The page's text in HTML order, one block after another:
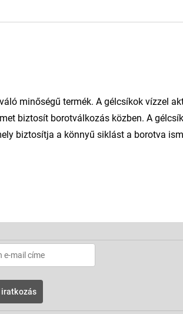
minőségű termék. A gélcsíkok vízzel
biztosít borotválkozás közben. A
biztosítja a könnyű siklást a borotva